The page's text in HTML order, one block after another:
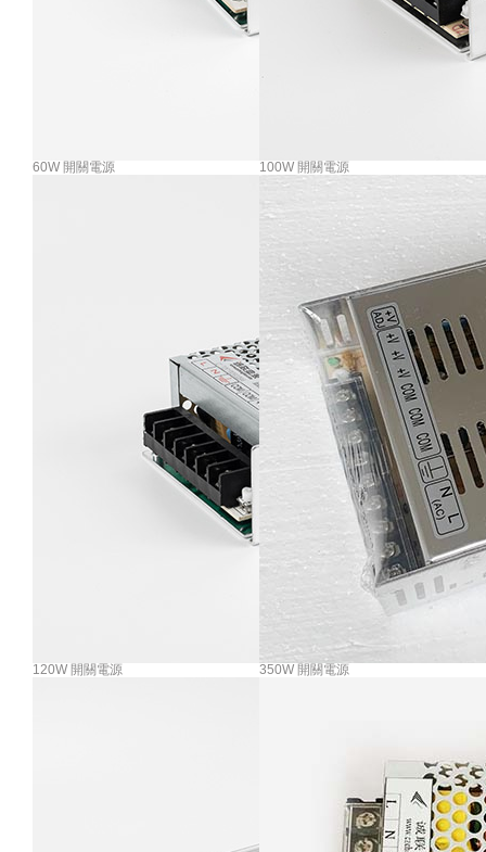
60W 開關電源 100W 開關電源
120W 開關電源 350W 開關電源